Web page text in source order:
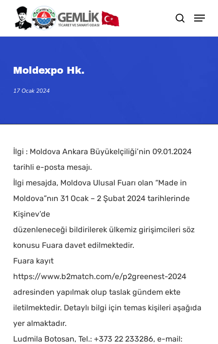
main
search
Moldexpo Hk.
17 Ocak 2024
İlgi : Moldova Ankara Büyükelçiliği’nin 09.01.2024
tarihli e-posta mesajı.
İlgi mesajda, Moldova Ulusal Fuarı olan “Made in
Moldova”nın 31 Ocak – 2 Şubat 2024 tarihlerinde
Kişinev’de
düzenleneceği bildirilerek ülkemiz girişimcileri söz
konusu Fuara davet edilmektedir.
Fuara kayıt
https://www.b2match.com/e/p2greenest-2024
adresinden yapılmak olup taslak gündem ekte
iletilmektedir. Detaylı bilgi için temas kişileri aşağıda
yer almaktadır.
Ludmila Botosan, Tel.: +373 22 233286, e-mail: